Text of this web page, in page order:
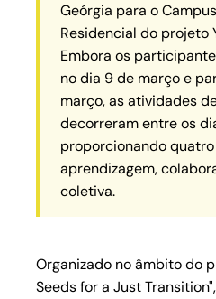
Geórgia para o
Residencial do projeto
Embora os
no dia 9 de março e
março, as atividades
decorreram entre os
proporcionando
aprendizagem,
coletiva.
Organizado no âmbito do
Seeds for a Just